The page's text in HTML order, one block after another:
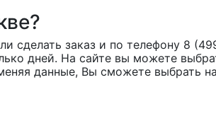
заказ и по телефону 8
дней. На сайте вы можете
данные, Вы сможете выбрать